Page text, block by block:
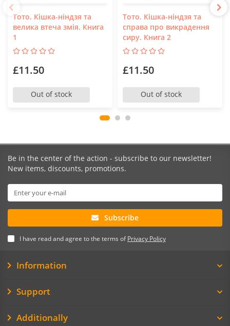
Тото. Кішка-ніндзя та
велика втеча змія. Книга
1
£11.50
Out of stock
Тото. Кішка-ніндзя та
справа про викрадення
сиру. Книга 2
£11.50
Out of stock
Be in the center of the action - subscribe to our newsletter!
New items, discounts, promotions.
Subscribe
I have read and agree to the terms ofPrivacy Policy
Information
Support
Additionally